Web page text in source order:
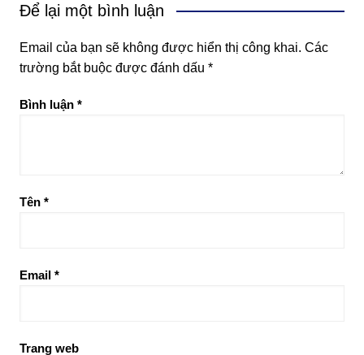
Để lại một bình luận
Email của bạn sẽ không được hiển thị công khai. Các
trường bắt buộc được đánh dấu *
Bình luận *
Tên *
Email *
Trang web